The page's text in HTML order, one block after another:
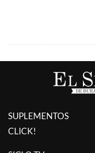
JUSTICIA